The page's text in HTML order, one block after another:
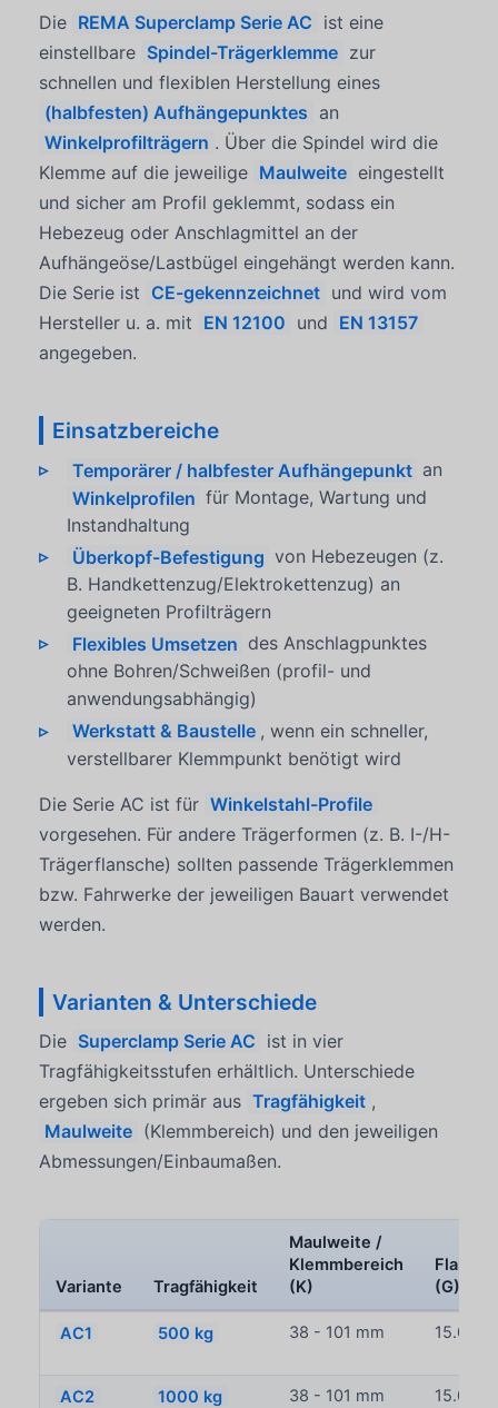
Die REMA Superclamp Serie AC ist eine
einstellbare Spindel-Trägerklemme zur
schnellen und flexiblen Herstellung eines
(halbfesten) Aufhängepunktes an
Winkelprofilträgern . Über die Spindel wird die
Klemme auf die jeweilige Maulweite eingestellt
und sicher am Profil geklemmt, sodass ein
Hebezeug oder Anschlagmittel an der
Aufhängeöse/Lastbügel eingehängt werden kann.
Die Serie ist CE-gekennzeichnet und wird vom
Hersteller u. a. mit EN 12100 und EN 13157
angegeben.
Einsatzbereiche
Temporärer / halbfester Aufhängepunkt an
Winkelprofilen für Montage, Wartung und
Instandhaltung
Überkopf-Befestigung von Hebezeugen (z.
B. Handkettenzug/Elektrokettenzug) an
geeigneten Profilträgern
Flexibles Umsetzen des Anschlagpunktes
ohne Bohren/Schweißen (profil- und
anwendungsabhängig)
Werkstatt & Baustelle , wenn ein schneller,
verstellbarer Klemmpunkt benötigt wird
Die Serie AC ist für Winkelstahl-Profile
vorgesehen. Für andere Trägerformen (z. B. I-/H-
Trägerflansche) sollten passende Trägerklemmen
bzw. Fahrwerke der jeweiligen Bauart verwendet
werden.
Varianten & Unterschiede
Die Superclamp Serie AC ist in vier
Tragfähigkeitsstufen erhältlich. Unterschiede
ergeben sich primär aus Tragfähigkeit ,
Maulweite (Klemmbereich) und den jeweiligen
Abmessungen/Einbaumaßen.
Variante Tragfähigkeit
Maulweite /
Klemmbereich
(K)
(G)
AC1 500 kg 38 - 101 mm 15.0
AC2 1000 kg 38 - 101 mm 15.0